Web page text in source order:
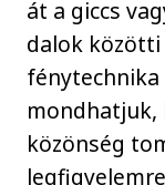
át a giccs
dalok közötti
fénytechnika
mondhatjuk,
közönség